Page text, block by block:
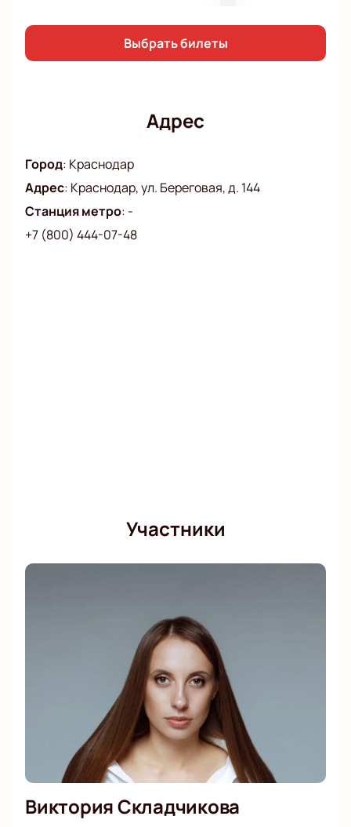
Выбрать билеты
Адрес
Город: Краснодар
Адрес: Краснодар, ул. Береговая, д. 144
Станция метро: -
+7 (800) 444-07-48
Участники
Виктория Складчикова